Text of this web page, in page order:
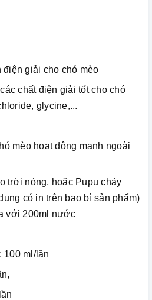
điện giải cho chó mèo
chất điện giải tốt cho chó
glycine,...
mèo hoạt động mạnh ngoài
trời nóng, hoặc Pupu chảy
có in trên bao bì sản phẩm)
với 200ml nước
100 ml/lần